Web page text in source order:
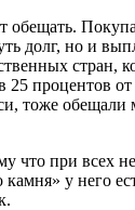
обещать.
долг, но и
стран,
25 процентов от
тоже обещали
что при всех
камня» у него